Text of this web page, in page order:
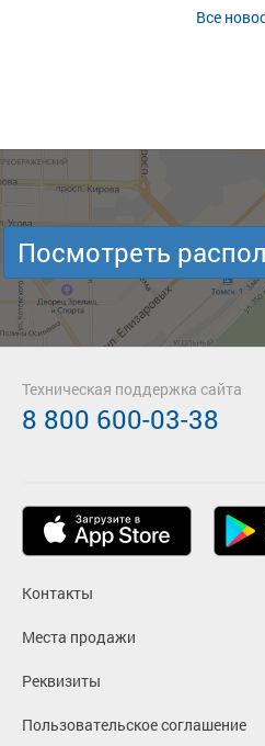
Все
Посмотреть
Контакты
Места продажи
Реквизиты
Пользовательское соглашение
Техническая поддержка сайта
8 800 600-03-38